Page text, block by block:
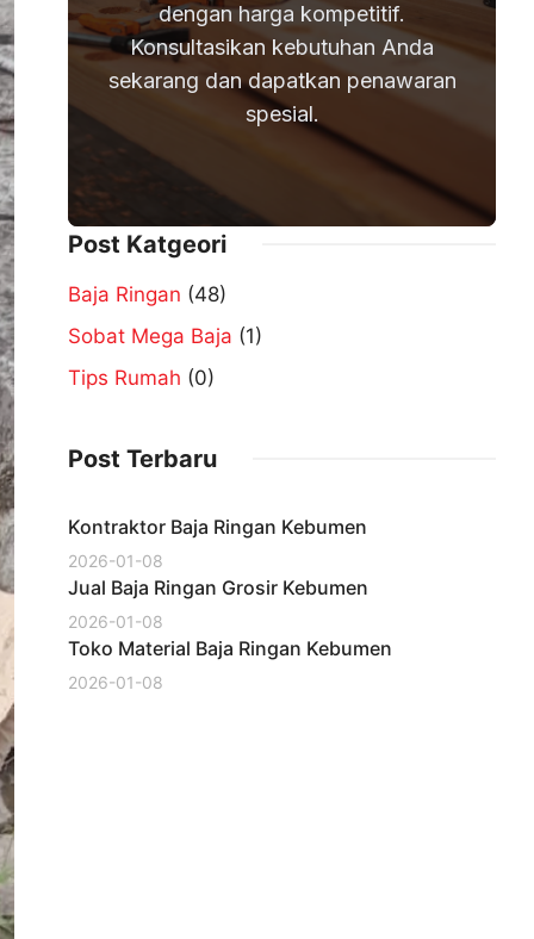
dengan harga kompetitif.
Konsultasikan kebutuhan Anda
sekarang dan dapatkan penawaran
spesial.
Post Katgeori
Baja Ringan (48)
Sobat Mega Baja (1)
Tips Rumah (0)
Post Terbaru
Kontraktor Baja Ringan Kebumen
2026-01-08
Jual Baja Ringan Grosir Kebumen
2026-01-08
Toko Material Baja Ringan Kebumen
2026-01-08